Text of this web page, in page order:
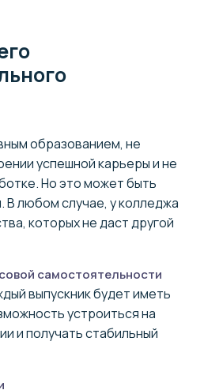
образованием, не
успешной карьеры и не
Но это может быть
В любом случае, у колледжа
которых не даст другой
самостоятельности
выпускник будет иметь
устроиться на
и получать стабильный